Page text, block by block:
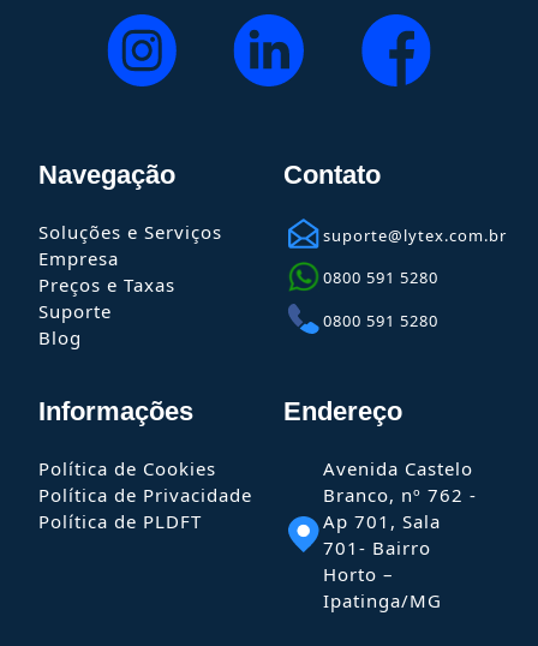
Navegação
Soluções e Serviços
Empresa
Preços e Taxas
Suporte
Blog
Contato
suporte@lytex.com.br
0800 591 5280
0800 591 5280
Informações
Política de Cookies
Política de Privacidade
Política de PLDFT
Endereço
Avenida Castelo
Branco, nº 762 -
Ap 701, Sala
701- Bairro
Horto –
Ipatinga/MG